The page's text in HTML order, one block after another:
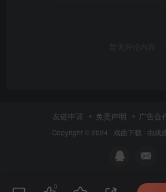
暂无评论内容
友链申请 免责声明 广告合
Copyright © 2024 · 戏曲下载 · 由戏
0